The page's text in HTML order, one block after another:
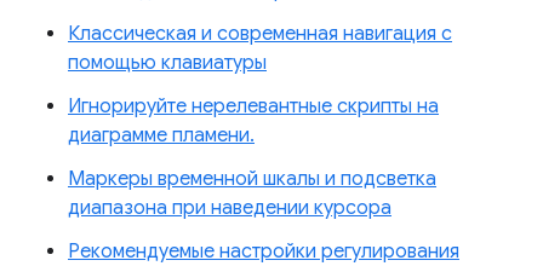
Классическая и современная навигация с
помощью клавиатуры
Игнорируйте нерелевантные скрипты на
диаграмме пламени.
Маркеры временной шкалы и подсветка
диапазона при наведении курсора
Рекомендуемые настройки регулирования